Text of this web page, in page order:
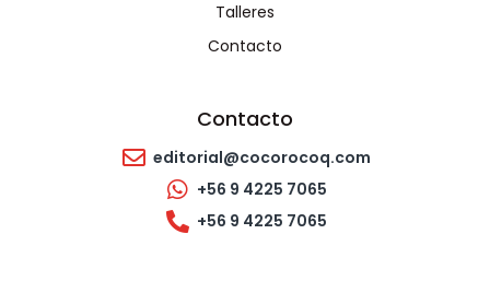
Talleres
Contacto
Contacto
editorial@cocorocoq.com
+56 9 4225 7065
+56 9 4225 7065